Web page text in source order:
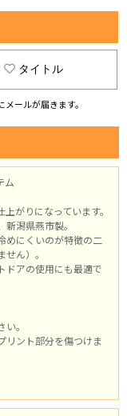
タイトル
ールが届きます。
ム
がりになっています。
潟県燕市製。
めにくいのが特徴の二
ん）。
ドアの使用にも最適で
。
リント部分を傷つけま